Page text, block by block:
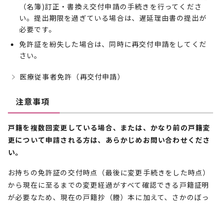
（名簿)訂正・書換え交付申請の手続きを行ってくださ
い。提出期限を過ぎている場合は、遅延理由書の提出が
必要です。
免許証を紛失した場合は、同時に再交付申請をしてくだ
さい。
医療従事者免許（再交付申請）
注意事項
戸籍を複数回変更している場合、または、かなり前の戸籍変
更について申請される方は、あらかじめお問い合わせくださ
い。
お持ちの免許証の交付時点（最後に変更手続きをした時点）
から現在に至るまでの変更経過がすべて確認できる戸籍証明
が必要なため、現在の戸籍抄（謄）本に加えて、さかのぼっ